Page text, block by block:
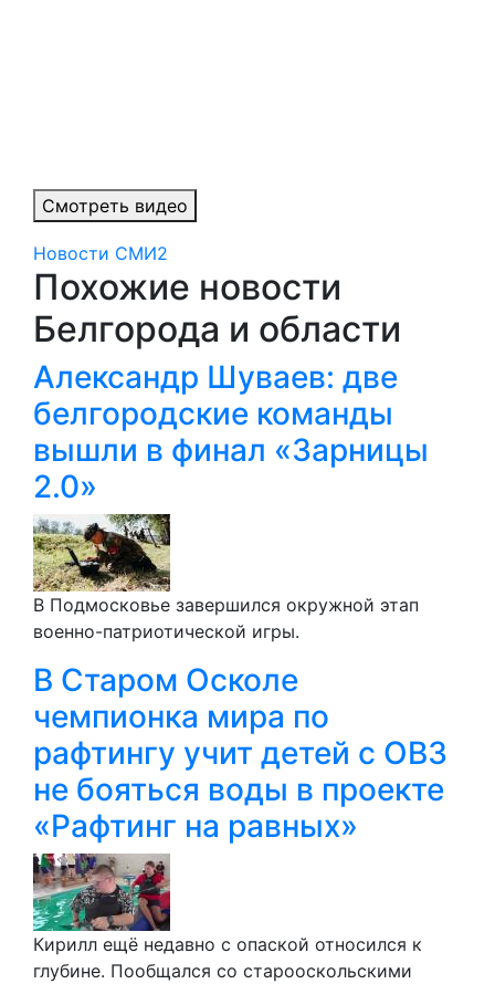
Смотреть видео
Новости СМИ2
Похожие новости
Белгорода и области
Александр Шуваев: две
белгородские команды
вышли в финал «Зарницы
2.0»
В Подмосковье завершился окружной этап
военно-патриотической игры.
В Старом Осколе
чемпионка мира по
рафтингу учит детей с ОВЗ
не бояться воды в проекте
«Рафтинг на равных»
Кирилл ещё недавно с опаской относился к
глубине. Пообщался со старооскольскими